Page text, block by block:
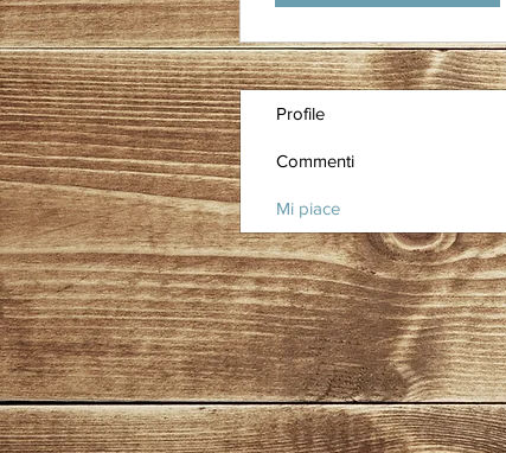
Profile
Commenti
Mi piace